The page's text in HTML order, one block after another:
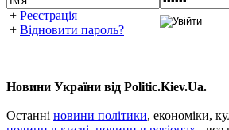
+ Реєстрація
+ Відновити пароль?
Новини України від Politic.Kiev.Ua.
Останні новини політики, економіки,